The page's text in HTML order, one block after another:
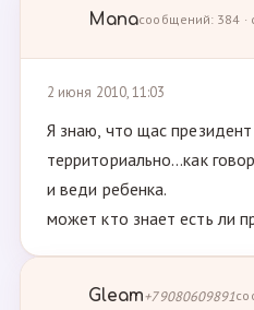
Мапасообщений: 384 ·
2 июня 2010, 11:03
Я знаю, что щас
территориально...как
и веди ребенка.
может кто знает есть ли
Gleam+79080609891